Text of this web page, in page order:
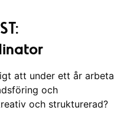
att under ett år arbeta
och
och strukturerad?